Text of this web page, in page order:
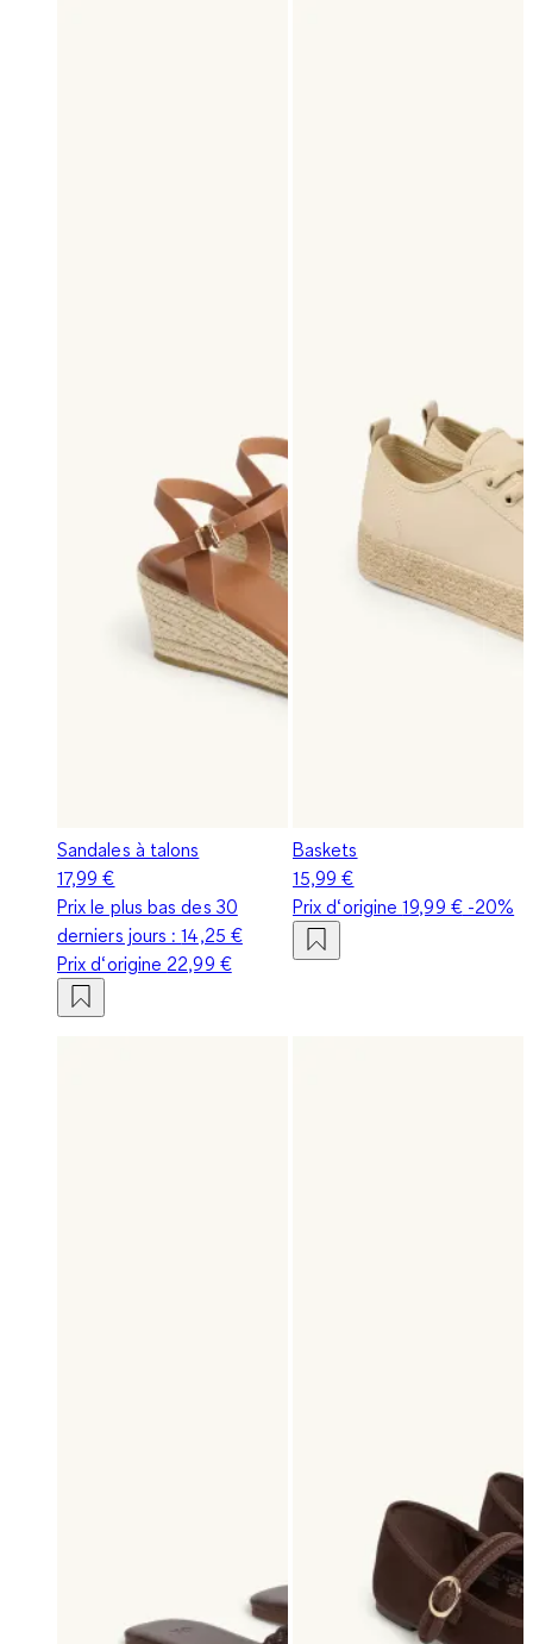
Sandales à talons
17,99 €
Prix le plus bas des 30
derniers jours :14,25 €
Prix d‘origine 22,99 €
Baskets
15,99 €
Prix d‘origine19,99 €-20%